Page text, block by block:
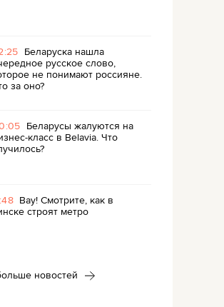
Беларуска нашла
русское слово,
не понимают россияне.
за оно?
Беларусы жалуются на
класс в Belavia. Что
Вау! Смотрите, как в
строят метро
новостей